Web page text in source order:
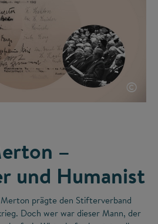
©
–
und Humanist
prägte den Stifterverband
Doch wer war dieser Mann, der